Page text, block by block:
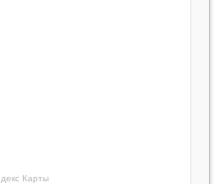
Карты